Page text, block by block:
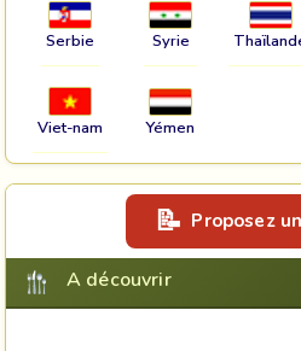
Serbie Syrie
Viet-nam Yémen
Proposez
A découvrir